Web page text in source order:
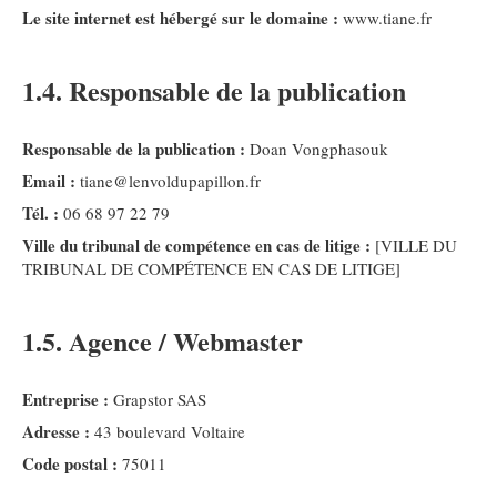
Le site internet est hébergé sur le domaine : www.tiane.fr
1.4. Responsable de la publication
Responsable de la publication : Doan Vongphasouk
Email : tiane@lenvoldupapillon.fr
Tél. : 06 68 97 22 79
Ville du tribunal de compétence en cas de litige : [VILLE DU
TRIBUNAL DE COMPÉTENCE EN CAS DE LITIGE]
1.5. Agence / Webmaster
Entreprise : Grapstor SAS
Adresse : 43 boulevard Voltaire
Code postal : 75011